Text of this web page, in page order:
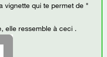
vignette qui te permet de "
elle ressemble à ceci .